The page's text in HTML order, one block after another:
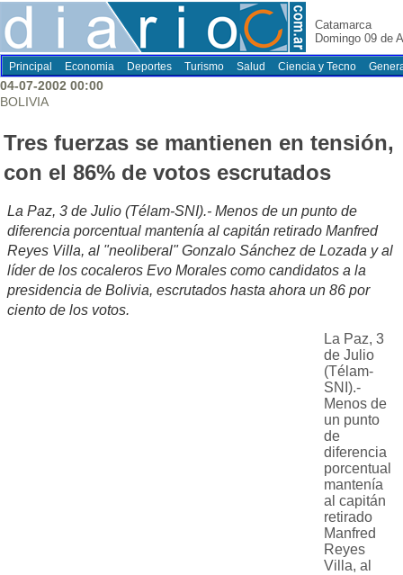
Catamarca
Domingo 09 de
Principal Economia Deportes Turismo Salud Ciencia y Tecno
04-07-2002 00:00
BOLIVIA
Tres fuerzas se mantienen en tensión,
con el 86% de votos escrutados
La Paz, 3 de Julio (Télam-SNI).- Menos de un punto de
diferencia porcentual mantenía al capitán retirado Manfred
Reyes Villa, al "neoliberal" Gonzalo Sánchez de Lozada y al
líder de los cocaleros Evo Morales como candidatos a la
presidencia de Bolivia, escrutados hasta ahora un 86 por
ciento de los votos.
La Paz, 3
de Julio
(Télam-
SNI).-
Menos de
un punto
de
diferencia
porcentual
mantenía
al capitán
retirado
Manfred
Reyes
Villa, al